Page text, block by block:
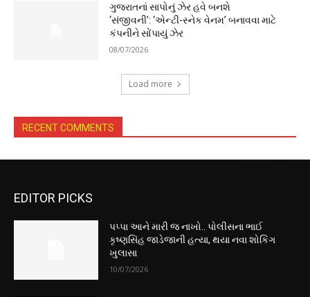
ગુજરાતનાં સાપોનું ઝેર હવે બનશે
‘સંજીવની’: ‘એન્ટી-સ્નેક વેનમ’ બનાવવા માટે
કંપનીને સોંપાયું ઝેર
08/07/2026
Load more
RECENT COMMENTS
EDITOR PICKS
પપ્પા આને મારી જ નાખો.. પોલીસના ભાઈ
કૃષ્ણસિંહ જાડેજાની હત્યા, થયા નવા શોકિંગ
ખુલાસા
10/07/2026